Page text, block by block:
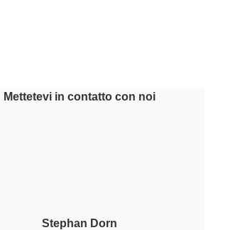
Mettetevi in contatto con noi
Stephan Dorn